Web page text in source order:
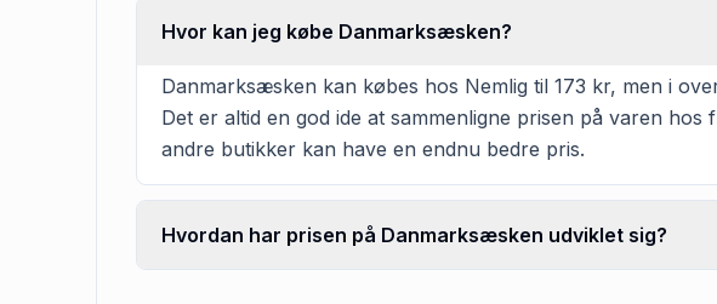
Hvor kan jeg købe Danmarksæsken?
Danmarksæsken kan købes hos Nemlig til 173 kr, men i
Det er altid en god ide at sammenligne prisen på varen
andre butikker kan have en endnu bedre pris.
Hvordan har prisen på Danmarksæsken udviklet sig?